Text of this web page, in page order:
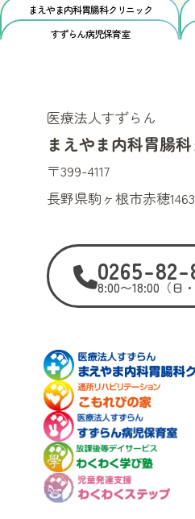
まえやま内科胃腸科クリニック
すずらん病児保育室
医療法人すずらん
まえやま内科胃腸
〒399-4117
長野県駒ヶ根市赤穂
0265-82-
8:00〜18:00（日